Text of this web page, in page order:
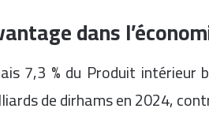
dans
7,3 % du Produit intérieur
de dirhams en 2024,